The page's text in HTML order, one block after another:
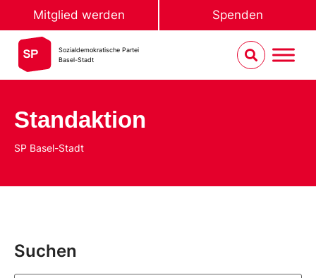
Mitglied werden Spenden
Sozialdemokratische Partei
Basel-Stadt
Standaktion
SP Basel-Stadt
Suchen